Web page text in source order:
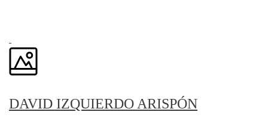
DAVID IZQUIERDO ARISPÓN